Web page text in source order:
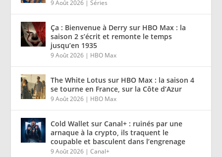
9 Août 2026 |Séries
Ça : Bienvenue à Derry sur HBO Max : la
saison 2 s’écrit et remonte le temps
jusqu’en 1935
9 Août 2026 | HBO Max
The White Lotus sur HBO Max : la saison 4
se tourne en France, sur la Côte d’Azur
9 Août 2026 | HBO Max
Cold Wallet sur Canal+ : ruinés par une
arnaque à la crypto, ils traquent le
coupable et basculent dans l’engrenage
9 Août 2026 |Canal+